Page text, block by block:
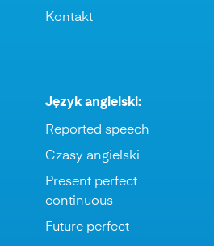
Kontakt
Język angielski:
Reported speech
Czasy angielski
Present perfect
continuous
Future perfect